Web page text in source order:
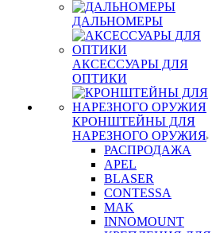
ДАЛЬНОМЕРЫ
АКСЕССУАРЫ ДЛЯ
ОПТИКИ
КРОНШТЕЙНЫ ДЛЯ
НАРЕЗНОГО ОРУЖИЯ
РАСПРОДАЖА
APEL
BLASER
CONTESSA
MAK
INNOMOUNT